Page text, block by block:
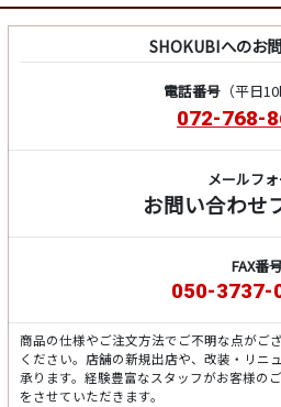
SHOKUBIへのお
電話番号（平日10
072-768-
メールフ
お問い合わせ
FAX番
050-3737-
商品の仕様やご注文方法でご不明な点がご
ください。店舗の新規出店や、改装・リニ
承ります。経験豊富なスタッフがお客様の
をさせていただきます。